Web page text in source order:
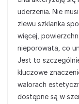
uderzenia. Nie
zlewu szklanka
więcej,
nieporowata, co
Jest to
kluczowe
walorach
dostępne są w